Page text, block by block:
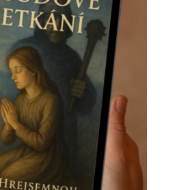
ABOUT ME
CONTACT
CART / KOŠÍK